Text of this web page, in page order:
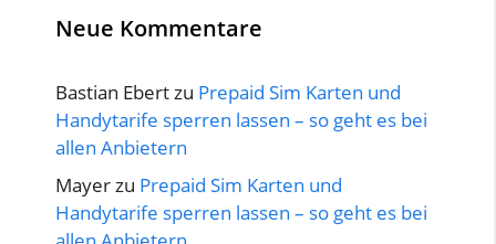
Neue Kommentare
Bastian Ebertzu Prepaid Sim Karten und
Handytarife sperren lassen – so geht es bei
allen Anbietern
Mayer zu Prepaid Sim Karten und
Handytarife sperren lassen – so geht es bei